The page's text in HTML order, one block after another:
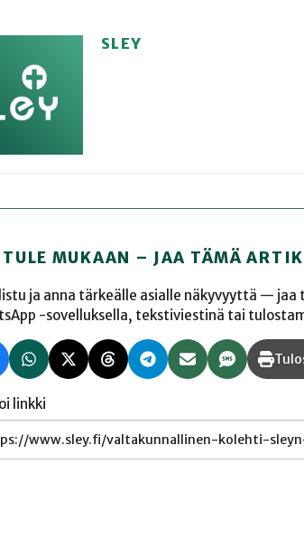
SLEY
TULE MUKAAN – JAA TÄMÄ
ja anna tärkeälle asialle näkyvyyttä — jaa
-sovelluksella, tekstiviestinä tai
linkki